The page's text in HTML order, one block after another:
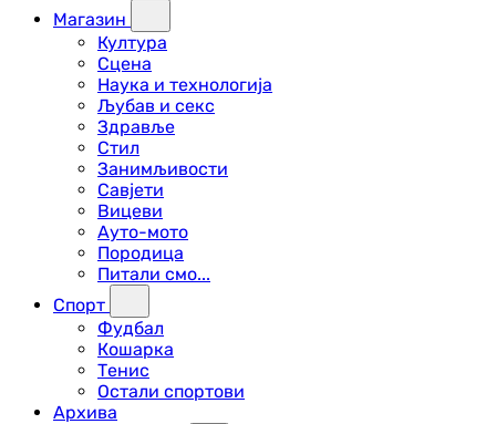
Магазин
Култура
Сцена
Наука и технологија
Љубав и секс
Здравље
Стил
Занимљивости
Савјети
Вицеви
Ауто-мото
Породица
Питали смо...
Спорт
Фудбал
Кошарка
Тенис
Остали спортови
Архива